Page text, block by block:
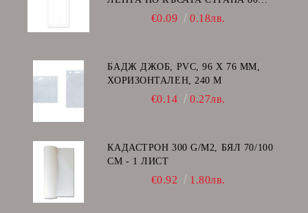
€0.09 0.18лв.
БАДЖ ДЖОБ, PVC, 96 Х 76 ММ,
ХОРИЗОНТАЛЕН, 240 Μ
€0.14 0.27лв.
КАДАСТРОН 300 G/M2, БЯЛ 70/100
СМ - 1 ЛИСТ
€0.92 1.80лв.